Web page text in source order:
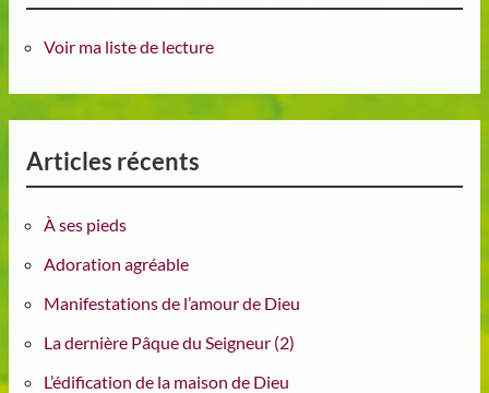
Voir ma liste de lecture
Articles récents
À ses pieds
Adoration agréable
Manifestations de l’amour de Dieu
La dernière Pâque du Seigneur (2)
L’édification de la maison de Dieu